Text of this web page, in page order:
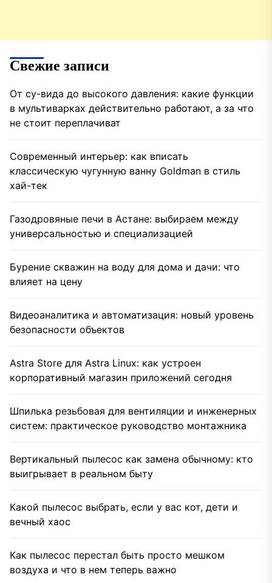
Свежие записи
От су-вида до высокого давления: какие функции
в мультиварках действительно работают, а за что
не стоит переплачиват
Современный интерьер: как вписать
классическую чугунную ванну Goldman в стиль
хай-тек
Газодровяные печи в Астане: выбираем между
универсальностью и специализацией
Бурение скважин на воду для дома и дачи: что
влияет на цену
Видеоаналитика и автоматизация: новый уровень
безопасности объектов
Astra Store для Astra Linux: как устроен
корпоративный магазин приложений сегодня
Шпилька резьбовая для вентиляции и инженерных
систем: практическое руководство монтажника
Вертикальный пылесос как замена обычному: кто
выигрывает в реальном быту
Какой пылесос выбрать, если у вас кот, дети и
вечный хаос
Как пылесос перестал быть просто мешком
воздуха и что в нем теперь важно